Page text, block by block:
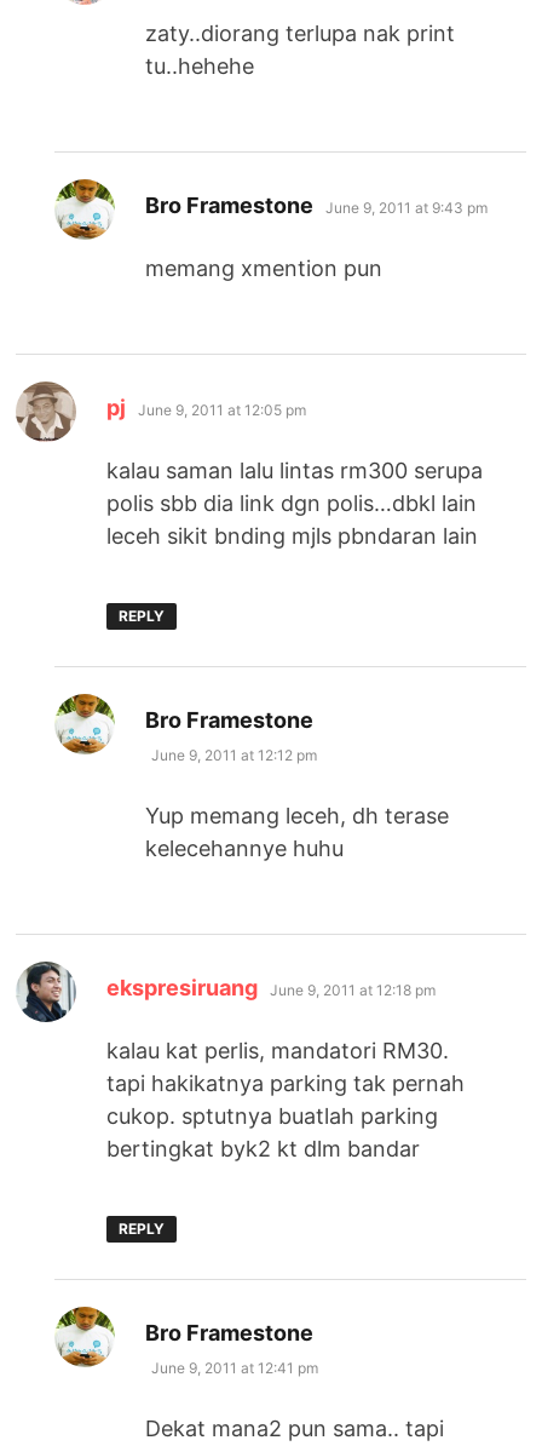
zaty..diorang terlupa nak print
tu..hehehe
Bro Framestone says:
June 9, 2011 at 9:43 pm
memang xmention pun
pj says:
June 9, 2011 at 12:05 pm
kalau saman lalu lintas rm300 serupa
polis sbb dia link dgn polis…dbkl lain
leceh sikit bnding mjls pbndaran lain
REPLY
Bro Framestone
June 9, 2011 at 12:12 pm
Yup memang leceh, dh terase
kelecehannye huhu
ekspresiruang says:
June 9, 2011 at 12:18 pm
kalau kat perlis, mandatori RM30.
tapi hakikatnya parking tak pernah
cukop. sptutnya buatlah parking
bertingkat byk2 kt dlm bandar
REPLY
Bro Framestone
June 9, 2011 at 12:41 pm
Dekat mana2 pun sama.. tapi